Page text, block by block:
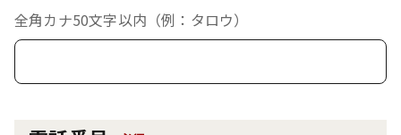
全角カナ50文字以内（例：タロウ）